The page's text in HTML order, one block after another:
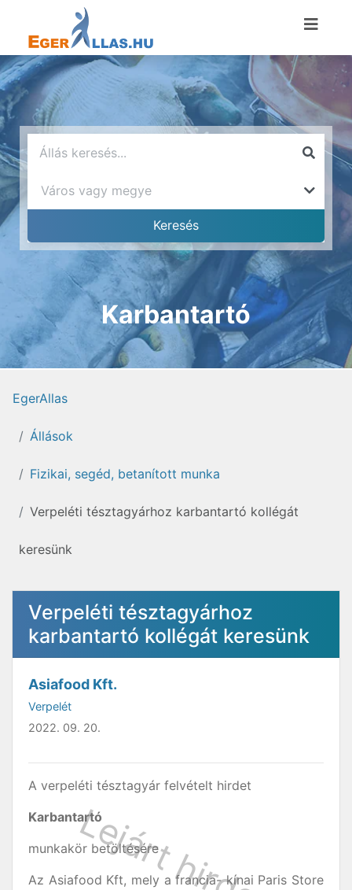
Karbantartó
EgerAllas
Állások
Fizikai, segéd, betanított munka
Verpeléti tésztagyárhoz karbantartó kollégát
keresünk
Verpeléti tésztagyárhoz
karbantartó kollégát keresünk
Asiafood Kft.
Verpelét
2022. 09. 20.
A verpeléti tésztagyár felvételt hirdet
Karbantartó
munkakör betöltésére
Az Asiafood Kft, mely a francia- kínai Paris Store